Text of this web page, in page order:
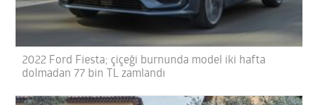
2022 Ford Fiesta; çiçeği burnunda model iki hafta
dolmadan 77 bin TL zamlandı